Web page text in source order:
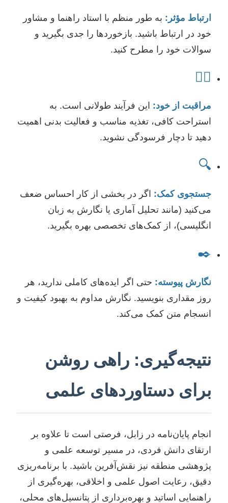
ارتباط مؤثر:به طور منظم با استاد راهنما و مشاور
خود در ارتباط باشید. بازخوردها را جدی بگیرید و
سوالات خود را مطرح کنید.
🧘‍♀️
مراقبت از خود:این فرآیند طولانی است. به
استراحت کافی، تغذیه مناسب و فعالیت بدنی اهمیت
دهید تا دچار فرسودگی نشوید.
🔍
جستجوی کمک:اگر در بخشی از کار احساس ضعف
می‌کنید (مانند تحلیل آماری یا نگارش به زبان
انگلیسی)، از کمک‌های تخصصی بهره بگیرید.
✒️
نگارش پیوسته:حتی اگر ایده‌های کاملی ندارید، هر
روز مقداری بنویسید. نگارش مداوم به بهبود کیفیت و
انسجام متن کمک می‌کند.
نتیجه‌گیری: راهی روشن
برای دستاوردهای علمی
انجام پایان‌نامه در زابل، فرصتی است تا علاوه بر
ارتقای دانش فردی، در مسیر توسعه علمی و
پژوهشی منطقه نیز نقش‌آفرین باشید. با برنامه‌ریزی
دقیق، رعایت اصول علمی و اخلاقی، بهره‌گیری از
راهنمایی اساتید و بهره‌برداری از پتانسیل‌های محلی،